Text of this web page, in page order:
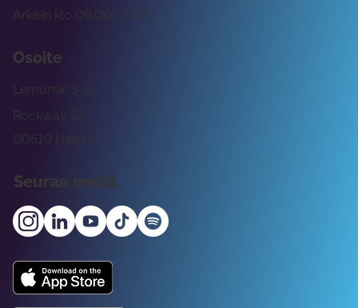
Arkisin klo 09:00 -15:00
Osoite
Rockway Oy
Lemuntie 3-5
00510 Helsinki
Seuraa meitä